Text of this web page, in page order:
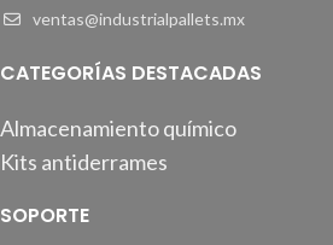
ventas@industrialpallets.mx
CATEGORÍAS DESTACADAS
Almacenamiento químico
Kits antiderrames
SOPORTE